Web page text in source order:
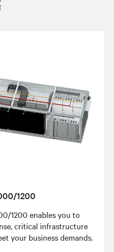
1200
1200 enables you to
critical infrastructure
your business demands.